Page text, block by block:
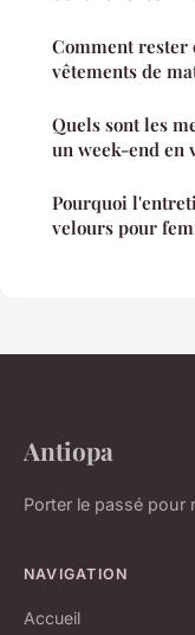
Comment rester
vêtements de
Quels sont les
un week-end en
Pourquoi
velours pour
Antiopa
Porter le passé pour
NAVIGATION
Accueil